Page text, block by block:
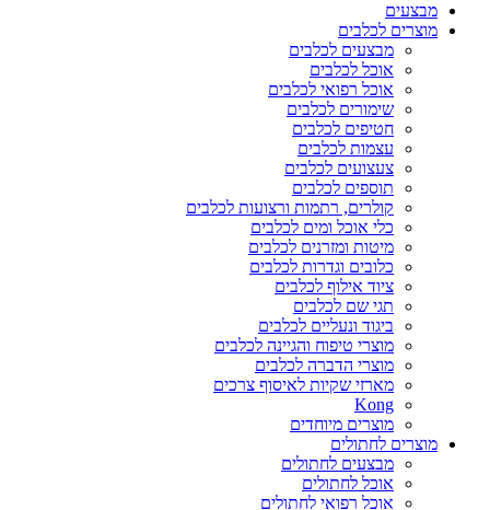
מבצעים
מוצרים לכלבים
מבצעים לכלבים
אוכל לכלבים
אוכל רפואי לכלבים
שימורים לכלבים
חטיפים לכלבים
עצמות לכלבים
צעצועים לכלבים
תוספים לכלבים
קולרים, רתמות ורצועות לכלבים
כלי אוכל ומים לכלבים
מיטות ומזרנים לכלבים
כלובים וגדרות לכלבים
ציוד אילוף לכלבים
תגי שם לכלבים
ביגוד ונעליים לכלבים
מוצרי טיפוח והגיינה לכלבים
מוצרי הדברה לכלבים
מארזי שקיות לאיסוף צרכים
Kong
מוצרים מיוחדים
מוצרים לחתולים
מבצעים לחתולים
אוכל לחתולים
אוכל רפואי לחתולים